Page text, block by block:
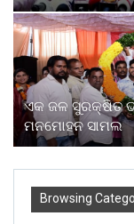
ଏକ ଜଳ ସୁରକ୍ଷିତ
ମନମୋହନ ସାମଲ
Browsing